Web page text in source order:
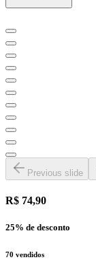
Previous slide
R$ 74,90
25% de desconto
70 vendidos